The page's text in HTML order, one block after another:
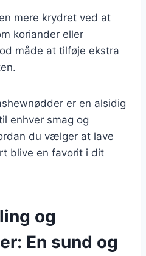
mere krydret ved at
koriander eller
måde at tilføje ekstra
er en alsidig
enhver smag og
du vælger at lave
blive en favorit i dit
og
En sund og